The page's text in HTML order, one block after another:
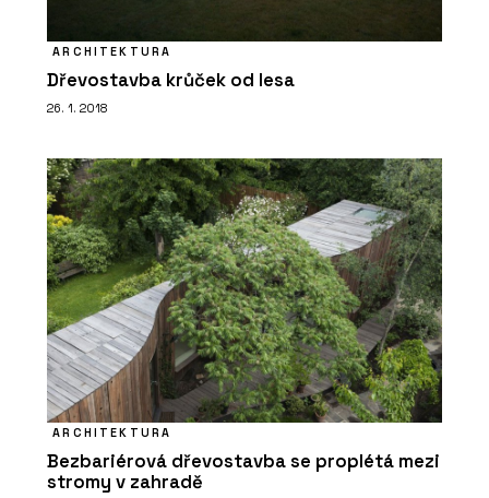
ARCHITEKTURA
Dřevostavba krůček od lesa
26. 1. 2018
ARCHITEKTURA
Bezbariérová dřevostavba se proplétá mezi
stromy v zahradě